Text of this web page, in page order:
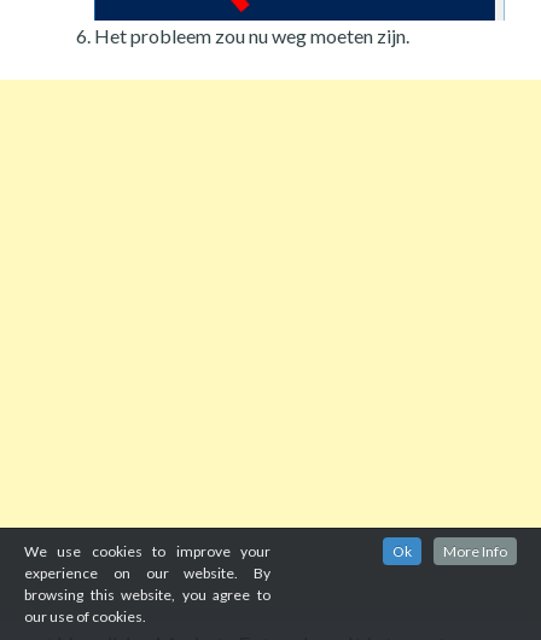
Het probleem zou nu weg moeten zijn.
We use cookies to improve your
experience on our website. By
browsing this website, you agree to
our use of cookies.
Ok More Info